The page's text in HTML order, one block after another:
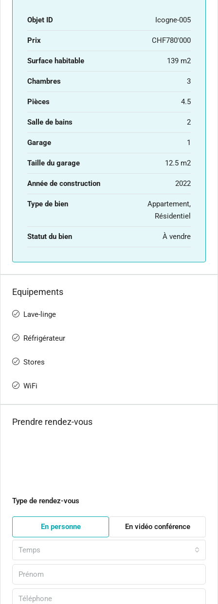
Objet ID Icogne-005
Prix CHF780'000
Surface habitable 139 m2
Chambres 3
Pièces 4.5
Salle de bains 2
Garage 1
Taille du garage 12.5 m2
Année de construction 2022
Type de bien
Appartement,
Résidentiel
Statut du bien À vendre
Equipements
Lave-linge
Réfrigérateur
Stores
WiFi
Prendre rendez-vous
Type de rendez-vous
En personne En vidéo conférence
Temps